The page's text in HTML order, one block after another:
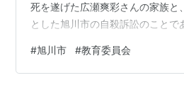
死を遂げた広瀬爽彩さんの家族と
とした旭川市の自殺訴訟のことで
長及び教育委員会の対応はひどか
金の原資は市民の税金である。
#旭川市 #教育委員会